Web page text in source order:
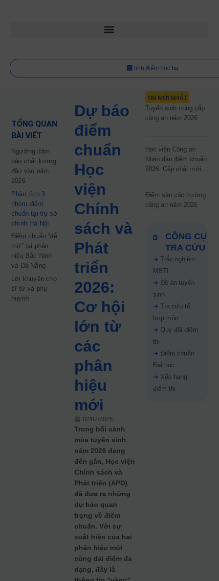
Tính điểm học bạ
TỔNG QUAN
BÀI VIẾT
Ngưỡng đảm
bảo chất lượng
đầu vào năm
2026
Phân tích 3
nhóm điểm
chuẩn tại trụ sở
chính Hà Nội
Điểm chuẩn “dễ
thở” tại phân
hiệu Bắc Ninh
và Đà Nẵng
Lời khuyên cho
sĩ tử và phụ
huynh
Dự báo
điểm
chuẩn
Học
viện
Chính
sách và
Phát
triển
2026:
Cơ hội
lớn từ
các
phân
hiệu
mới
02/07/2026
Trong bối cảnh
mùa tuyển sinh
năm 2026 đang
đến gần, Học viện
Chính sách và
Phát triển (APD)
đã đưa ra những
dự báo quan
trọng về điểm
chuẩn. Với sự
xuất hiện của hai
phân hiệu mới
cùng dải điểm đa
dạng, đây là
TIN MỚI NHẤT
Tuyển sinh trung cấp
công an năm 2026
Học viện Công an
Nhân dân điểm chuẩn
2026: Cập nhật mới
Điểm sàn các trường
công an năm 2026
CÔNG CỤ
TRA CỨU
➜ Trắc nghiệm
MBTI
➜ Đề án tuyển
sinh
➜ Tra cứu tổ
hợp môn
➜ Quy đổi điểm
thi
➜ Điểm chuẩn
Đại học
➜ Xếp hạng
điểm thi